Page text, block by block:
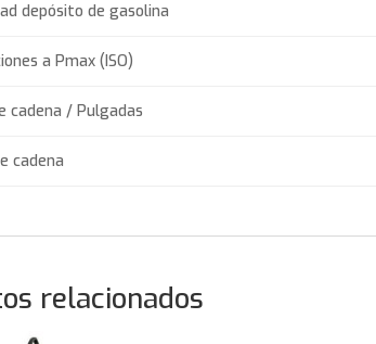
depósito de gasolina
a Pmax (ISO)
cadena / Pulgadas
cadena
relacionados